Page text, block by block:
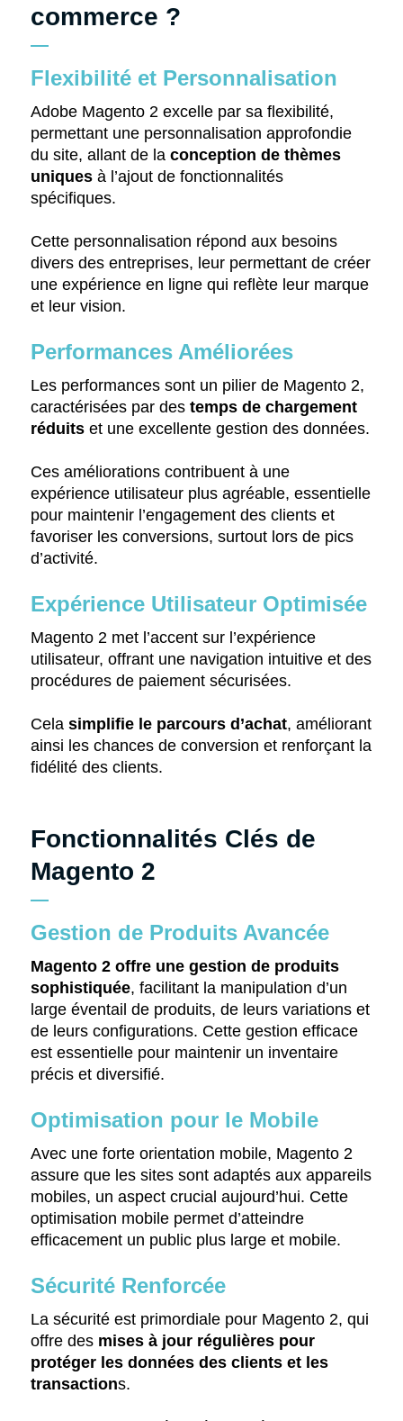
commerce ?
Flexibilité et Personnalisation
Adobe Magento 2 excelle par sa flexibilité,
permettant une personnalisation approfondie
du site, allant de la conception de thèmes
uniquesà l’ajout de fonctionnalités
spécifiques.
Cette personnalisation répond aux besoins
divers des entreprises, leur permettant de créer
une expérience en ligne qui reflète leur marque
et leur vision.
Performances Améliorées
Les performances sont un pilier de Magento 2,
caractérisées par des temps de chargement
réduitset une excellente gestion des données.
Ces améliorations contribuent à une
expérience utilisateur plus agréable, essentielle
pour maintenir l’engagement des clients et
favoriser les conversions, surtout lors de pics
d’activité.
Expérience Utilisateur Optimisée
Magento 2 met l’accent sur l’expérience
utilisateur, offrant une navigation intuitive et des
procédures de paiement sécurisées.
Cela simplifie le parcours d’achat, améliorant
ainsi les chances de conversion et renforçant la
fidélité des clients.
Fonctionnalités Clés de
Magento 2
Gestion de Produits Avancée
Magento 2 offre une gestion de produits
sophistiquée, facilitant la manipulation d’un
large éventail de produits, de leurs variations et
de leurs configurations. Cette gestion efficace
est essentielle pour maintenir un inventaire
précis et diversifié.
Optimisation pour le Mobile
Avec une forte orientation mobile, Magento 2
assure que les sites sont adaptés aux appareils
mobiles, un aspect crucial aujourd’hui. Cette
optimisation mobile permet d’atteindre
efficacement un public plus large et mobile.
Sécurité Renforcée
La sécurité est primordiale pour Magento 2, qui
offre des mises à jour régulières pour
protéger les données des clients et les
transactions.